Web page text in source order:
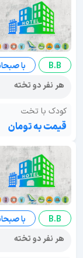
B.B
با
هر نفر دو تخته
کودک با تخت
قیمت به تومان
B.B
با
هر نفر دو تخته